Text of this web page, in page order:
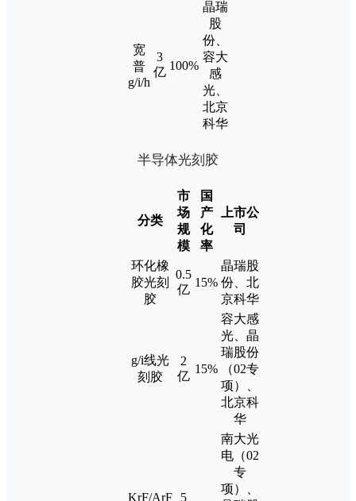
宽
普
g/i/h
3
亿 100%
晶瑞
股
份、
容大
感
光、
北京
科华
半导体光刻胶
分类
市
场
规
模
国
产
化
率
上市公
司
环化橡
胶光刻
胶
0.5
亿
15%
晶瑞股
份、北
京科华
g/i线光
刻胶
2
亿
15%
容大感
光、晶
瑞股份
（02专
项）、
北京科
华
KrF/ArF 5
南大光
电（02
专
项）、